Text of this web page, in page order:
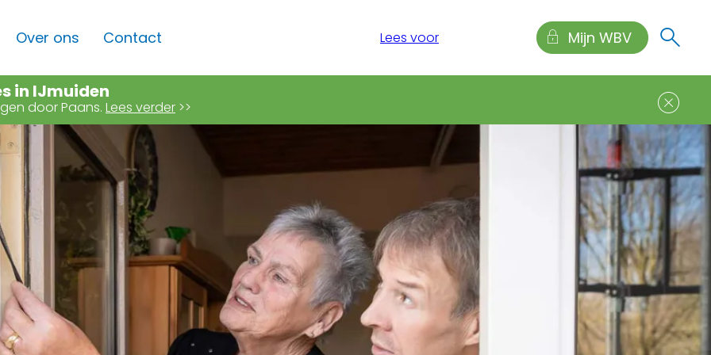
Over ons Contact Mijn WBV
Lees voor
in IJmuiden
door Paans. Lees verder >>